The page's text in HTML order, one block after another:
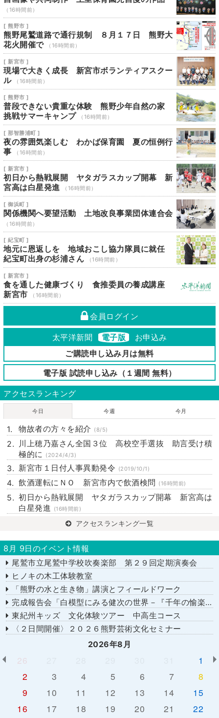
（16時間前）
[ 熊野市 ]
熊野尾鷲道路で通行規制 ８月１７日 熊野大
花火開催で
（16時間前）
[ 新宮市 ]
現場で大きく成長 新宮市ボランティアスクー
ル
（16時間前）
[ 熊野市 ]
普段できない貴重な体験 熊野少年自然の家
挑戦サマーキャンプ
（16時間前）
[ 那智勝浦町 ]
夜の雰囲気楽しむ わかば保育園 夏の恒例行
事
（16時間前）
[ 新宮市 ]
初日から熱戦展開 ヤタガラスカップ開幕 新
宮高は白星発進
（16時間前）
[ 御浜町 ]
関係機関へ要望活動 土地改良事業団体連合会
（16時間前）
[ 紀宝町 ]
地元に恩返しを 地域おこし協力隊員に就任
紀宝町出身の杉浦さん
（16時間前）
[ 新宮市 ]
食を通した健康づくり 食推委員の養成講座
新宮市
（16時間前）
会員ログイン
太平洋新聞 電子版
お申込み
ご購読申し込み月は無料
電子版 試読申し込み（１週間 無料）
アクセスランキング
今日 今週 今月
物故者の方々を紹介 (8/5)
川上穂乃嘉さん全国３位 高校空手選抜 助言受け積
極的に (2024/4/3)
新宮市１日付人事異動発令 (2019/10/1)
飲酒運転にＮＯ 新宮市内で飲酒検問 (16時間前)
初日から熱戦展開 ヤタガラスカップ開幕 新宮高は
白星発進 (16時間前)
アクセスランキング一覧
8月 9日のイベント情報
尾鷲市立尾鷲中学校吹奏楽部 第２９回定期演奏会
ヒノキの木工体験教室
「熊野の水と生き物」講演とフィールドワーク
完成報告会「白模型にみる健次の世界－『千年の愉楽』『奇蹟』より－」
東紀州キッズ 文化体験ツアー 中高生コース
〈２日間開催〉２０２６熊野芸術文化セミナー
2026年8月
26
1
2
3 4 5 6 7
8
9
10 11 12 13 14
15
16
17 18 19 20 21
22